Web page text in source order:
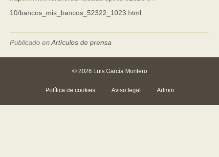
10/bancos_mis_bancos_52322_1023.html
Publicado en Artículos de prensa
© 2026 Luis García Montero
Política de cookies Aviso legal Admin